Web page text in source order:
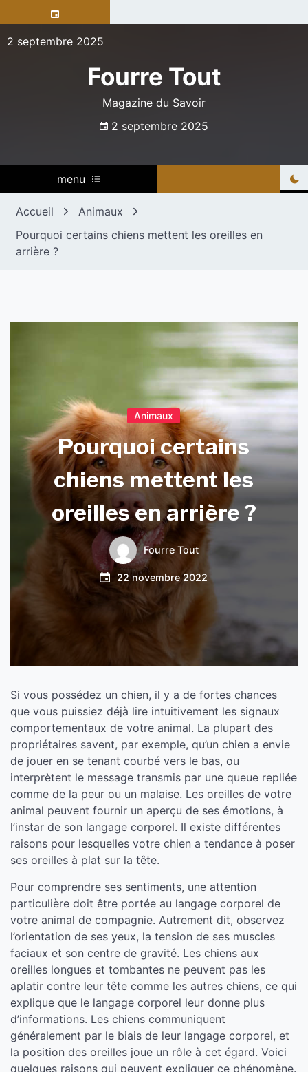
to
content
2 septembre 2025
Fourre Tout
Magazine du Savoir
2 septembre 2025
menu
Accueil
Animaux
Pourquoi certains chiens mettent les oreilles en
arrière ?
Animaux
Pourquoi certains
chiens mettent les
oreilles en arrière ?
Fourre Tout
22 novembre 2022
Si vous possédez un chien, il y a de fortes chances
que vous puissiez déjà lire intuitivement les signaux
comportementaux de votre animal. La plupart des
propriétaires savent, par exemple, qu’un chien a envie
de jouer en se tenant courbé vers le bas, ou
interprètent le message transmis par une queue repliée
comme de la peur ou un malaise. Les oreilles de votre
animal peuvent fournir un aperçu de ses émotions, à
l’instar de son langage corporel. Il existe différentes
raisons pour lesquelles votre chien a tendance à poser
ses oreilles à plat sur la tête.
Pour comprendre ses sentiments, une attention
particulière doit être portée au langage corporel de
votre animal de compagnie. Autrement dit, observez
l’orientation de ses yeux, la tension de ses muscles
faciaux et son centre de gravité. Les chiens aux
oreilles longues et tombantes ne peuvent pas les
aplatir contre leur tête comme les autres chiens, ce qui
explique que le langage corporel leur donne plus
d’informations. Les chiens communiquent
généralement par le biais de leur langage corporel, et
la position des oreilles joue un rôle à cet égard. Voici
quelques raisons qui peuvent expliquer ce phénomène.